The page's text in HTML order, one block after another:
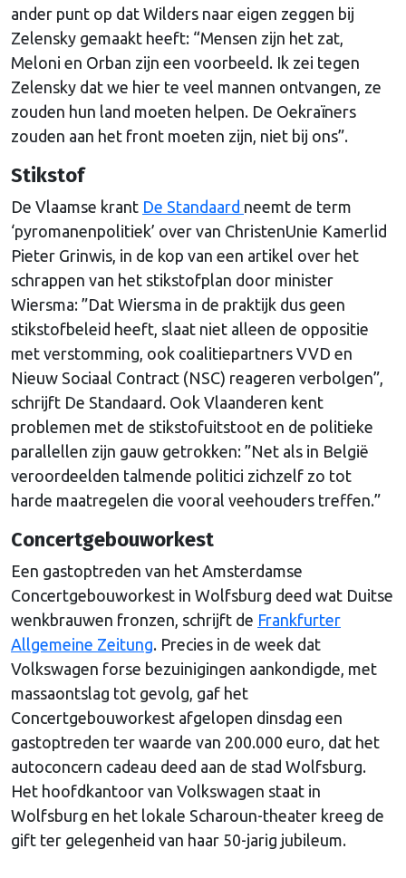
ander punt op dat Wilders naar eigen zeggen bij
Zelensky gemaakt heeft: “Mensen zijn het zat,
Meloni en Orban zijn een voorbeeld. Ik zei tegen
Zelensky dat we hier te veel mannen ontvangen, ze
zouden hun land moeten helpen. De Oekraïners
zouden aan het front moeten zijn, niet bij ons”.
Stikstof
De Vlaamse krant De Standaard neemt de term
‘pyromanenpolitiek’ over van ChristenUnie Kamerlid
Pieter Grinwis, in de kop van een artikel over het
schrappen van het stikstofplan door minister
Wiersma: ”Dat Wiersma in de praktijk dus geen
stikstofbeleid heeft, slaat niet alleen de oppositie
met verstomming, ook coalitiepartners VVD en
Nieuw Sociaal Contract (NSC) reageren verbolgen”,
schrijft De Standaard. Ook Vlaanderen kent
problemen met de stikstofuitstoot en de politieke
parallellen zijn gauw getrokken: ”Net als in België
veroordeelden talmende politici zichzelf zo tot
harde maatregelen die vooral veehouders treffen.”
Concertgebouworkest
Een gastoptreden van het Amsterdamse
Concertgebouworkest in Wolfsburg deed wat Duitse
wenkbrauwen fronzen, schrijft de Frankfurter
Allgemeine Zeitung. Precies in de week dat
Volkswagen forse bezuinigingen aankondigde, met
massaontslag tot gevolg, gaf het
Concertgebouworkest afgelopen dinsdag een
gastoptreden ter waarde van 200.000 euro, dat het
autoconcern cadeau deed aan de stad Wolfsburg.
Het hoofdkantoor van Volkswagen staat in
Wolfsburg en het lokale Scharoun-theater kreeg de
gift ter gelegenheid van haar 50-jarig jubileum.